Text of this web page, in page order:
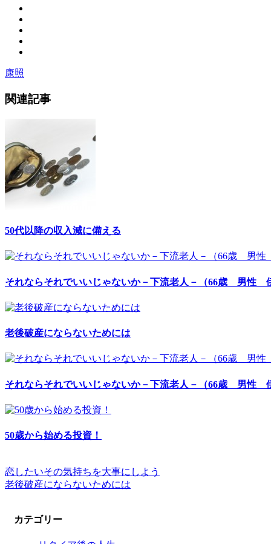
康照
関連記事
50代以降の収入減に備える
それならそれでいいじゃないか－下流老人－（66歳 男性
老後破産にならないためには
それならそれでいいじゃないか－下流老人－（66歳 男性
50歳から始める投資！
恋したいその気持ちを大事にしよう
老後破産にならないためには
カテゴリー